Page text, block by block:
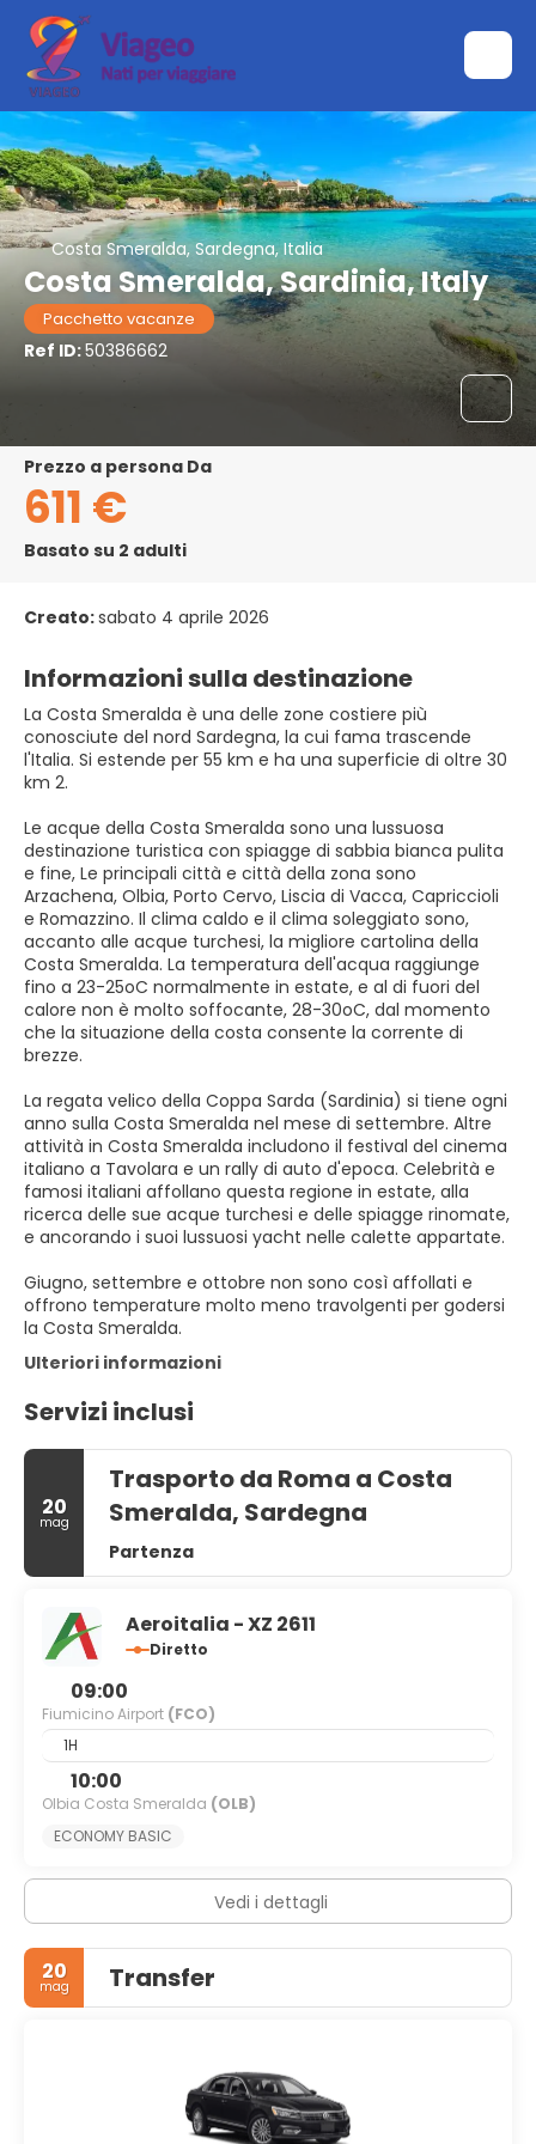
Costa Smeralda, Sardegna, Italia
Costa Smeralda, Sardinia, Italy
Pacchetto vacanze
Ref ID:50386662
prezzo a persona Da
611 €
Basato su 2 adulti
Creato:sabato 4 aprile 2026
Informazioni sulla destinazione
La Costa Smeralda è una delle zone costiere più
conosciute del nord Sardegna, la cui fama trascende
l'Italia. Si estende per 55 km e ha una superficie di oltre 30
km 2.
Le acque della Costa Smeralda sono una lussuosa
destinazione turistica con spiagge di sabbia bianca pulita
e fine, Le principali città e città della zona sono
Arzachena, Olbia, Porto Cervo, Liscia di Vacca, Capriccioli
e Romazzino. Il clima caldo e il clima soleggiato sono,
accanto alle acque turchesi, la migliore cartolina della
Costa Smeralda. La temperatura dell'acqua raggiunge
fino a 23-25oC normalmente in estate, e al di fuori del
calore non è molto soffocante, 28-30oC, dal momento
che la situazione della costa consente la corrente di
brezze.
La regata velico della Coppa Sarda (Sardinia) si tiene ogni
anno sulla Costa Smeralda nel mese di settembre. Altre
attività in Costa Smeralda includono il festival del cinema
italiano a Tavolara e un rally di auto d'epoca. Celebrità e
famosi italiani affollano questa regione in estate, alla
ricerca delle sue acque turchesi e delle spiagge rinomate,
e ancorando i suoi lussuosi yacht nelle calette appartate.
Giugno, settembre e ottobre non sono così affollati e
offrono temperature molto meno travolgenti per godersi
la Costa Smeralda.
Ulteriori informazioni
Servizi inclusi
20
mag
Trasporto da Roma a Costa
Smeralda, Sardegna
Partenza
Aeroitalia - XZ 2611
Diretto
09:00
Fiumicino Airport (FCO)
1H
10:00
Olbia Costa Smeralda (OLB)
ECONOMY BASIC​
Vedi i dettagli
20
mag Transfer